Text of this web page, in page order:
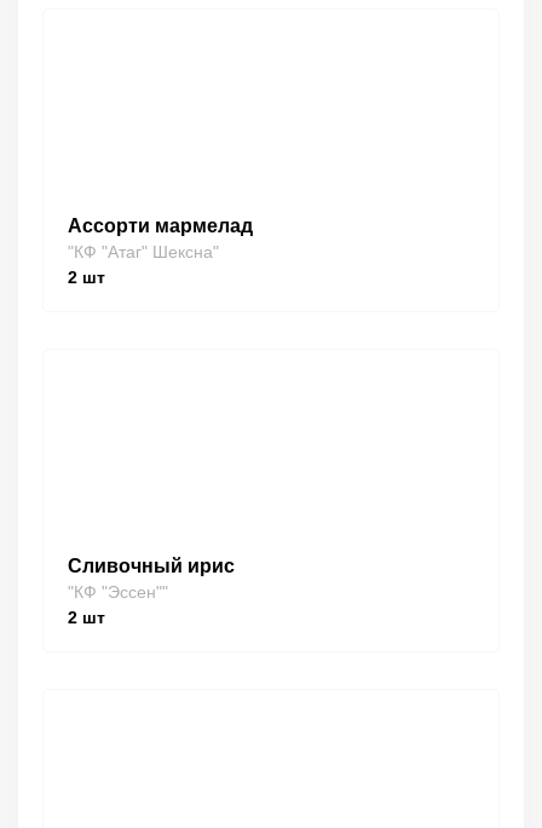
Ассорти мармелад
"КФ "Атаг" Шексна"
2 шт
Сливочный ирис
"КФ "Эссен""
2 шт